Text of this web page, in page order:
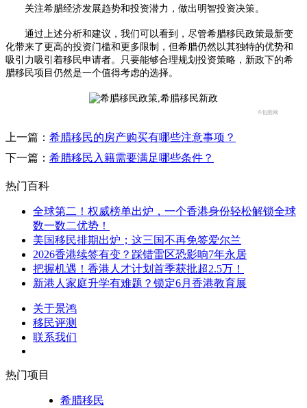
关注希腊经济发展趋势和投资潜力，做出明智投资决策。
通过上述分析和建议，我们可以看到，尽管希腊移民政策最新变
化带来了更高的投资门槛和更多限制，但希腊仍然以其独特的优势和
吸引力吸引着移民申请者。只要能够合理规划投资策略，新政下的希
腊移民项目仍然是一个值得考虑的选择。
©包图网
上一篇： 希腊移民的房产购买有哪些注意事项？
下一篇： 希腊移民入籍需要满足哪些条件？
热门百科
全球第二！权威榜单出炉，一个香港身份轻松解锁全球
数一数二优势！
美国移民排期出炉；这三国不再免签爱尔兰
2026香港续签有变？踩错雷区恐影响7年永居
把握机遇！香港人才计划首季获批超2.5万！
新港人家庭升学有难题？锁定6月香港教育展
关于景鸿
移民评测
联系我们
热门项目
希腊移民